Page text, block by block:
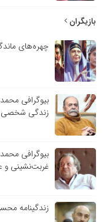
بازیگران
چهره‌های
بیوگرافی
زندگی
بیوگرافی
غربت‌نشینی و
زندگینامه